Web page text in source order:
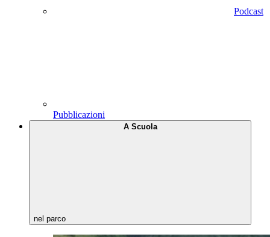
Podcast
Pubblicazioni
A Scuola
nel parco